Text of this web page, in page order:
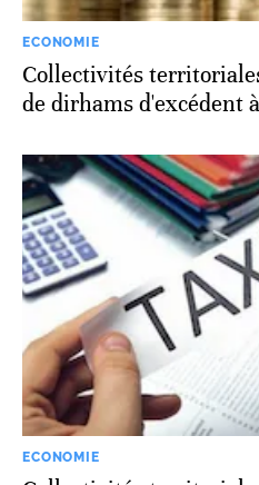
ECONOMIE
Collectivités
de dirhams d'excédent
ECONOMIE